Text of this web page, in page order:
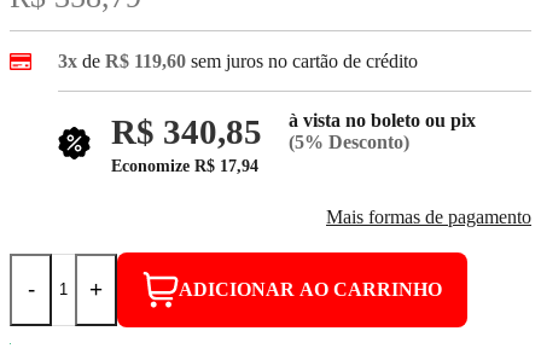
3x de R$ 119,60 sem juros no cartão de crédito
R$ 340,85
à vista no boleto ou pix
(5% Desconto)
Economize R$ 17,94
Mais formas de pagamento
- + ADICIONAR AO CARRINHO